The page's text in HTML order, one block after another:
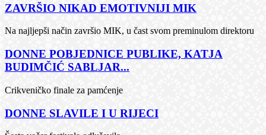
ZAVRŠIO NIKAD EMOTIVNIJI MIK
Na najljepši način završio MIK, u čast svom preminulom direktoru
DONNE POBJEDNICE PUBLIKE, KATJA
BUDIMČIĆ SABLJAR...
Crikveničko finale za pamćenje
DONNE SLAVILE I U RIJECI